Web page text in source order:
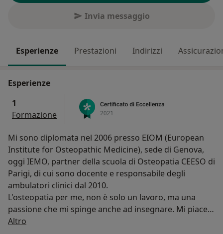
Invia messaggio
Esperienze Prestazioni Indirizzi
Esperienze
1
Formazione
Mi sono diplomata nel 2006 presso EIOM (European
Institute for Osteopathic Medicine), sede di Genova,
oggi IEMO, partner della scuola di Osteopatia CEESO di
Parigi, di cui sono docente e responsabile degli
ambulatori clinici dal 2010.
L'osteopatia per me, non è solo un lavoro, ma una
passione che mi spinge anche ad insegnare. Mi piace
prendermi cura dei pazienti, prima di tutto come
Altro